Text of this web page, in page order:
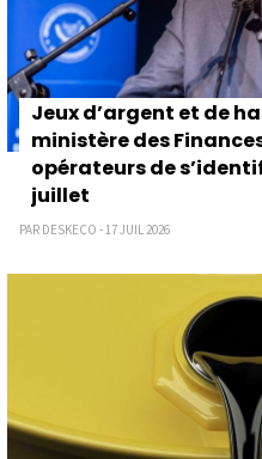
Jeux d’argent et de
ministère des
opérateurs de
juillet
PAR DESKECO - 17 JUIL 2026